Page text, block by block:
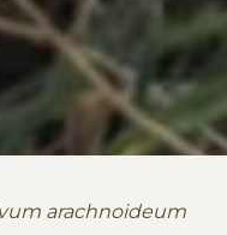
arachnoideum